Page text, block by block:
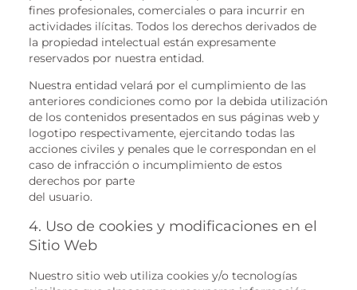
fines profesionales, comerciales o para incurrir en
actividades ilícitas. Todos los derechos derivados de
la propiedad intelectual están expresamente
reservados por nuestra entidad.
Nuestra entidad velará por el cumplimiento de las
anteriores condiciones como por la debida utilización
de los contenidos presentados en sus páginas web y
logotipo respectivamente, ejercitando todas las
acciones civiles y penales que le correspondan en el
caso de infracción o incumplimiento de estos
derechos por parte
del usuario.
4. Uso de cookies y modificaciones en el
Sitio Web
Nuestro sitio web utiliza cookies y/o tecnologías